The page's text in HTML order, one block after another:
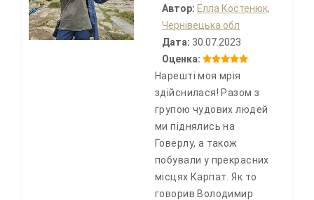
Автор: Елла Костенюк,
Чернівецька обл
Дата: 30.07.2023
Оценка:
Нарешті моя мрія
здійснилася! Разом з
групою чудових людей
ми піднялись на
Говерлу, а також
побували у прекрасних
місцях Карпат. Як то
говорив Володимир